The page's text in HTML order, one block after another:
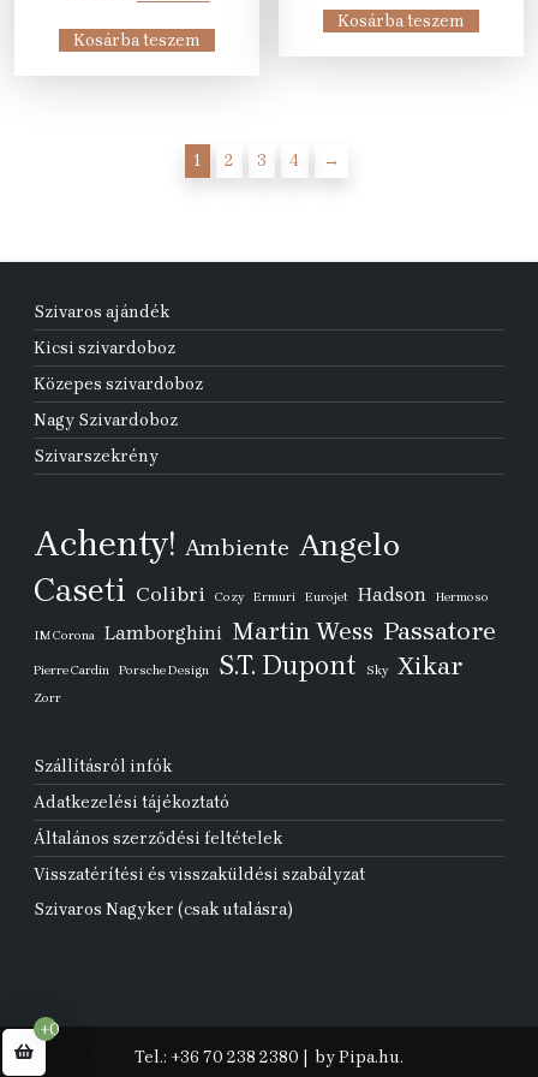
was:
179
is:
134
Kosárba teszem
was:
48
is:
2
Kosárba teszem
1 2 3 4 →
Szivaros ajándék
Kicsi szivardoboz
Közepes szivardoboz
Nagy Szivardoboz
Szivarszekrény
Achenty! Ambiente Angelo
Caseti Colibri Cozy Ermuri Eurojet Hadson Hermoso
IM Corona Lamborghini Martin Wess Passatore
Pierre Cardin Porsche Design S.T. Dupont Sky Xikar
Zorr
Szállításról infók
Adatkezelési tájékoztató
Általános szerződési feltételek
Visszatérítési és visszaküldési szabályzat
Szivaros Nagyker (csak utalásra)
Tel.: +36 70 238 2380 by Pipa.hu.
+0